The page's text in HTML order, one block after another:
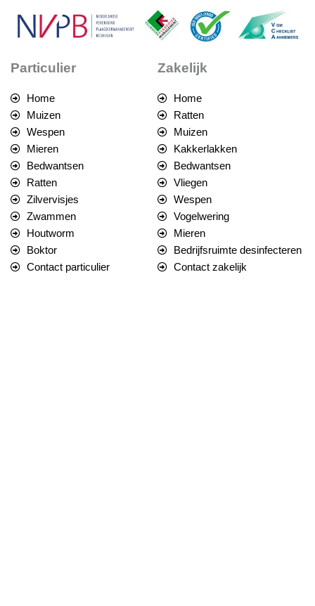
Particulier
Home
Muizen
Wespen
Mieren
Bedwantsen
Ratten
Zilvervisjes
Zwammen
Houtworm
Boktor
Contact particulier
Zakelijk
Home
Ratten
Muizen
Kakkerlakken
Bedwantsen
Vliegen
Wespen
Vogelwering
Mieren
Bedrijfsruimte desinfecteren
Contact zakelijk